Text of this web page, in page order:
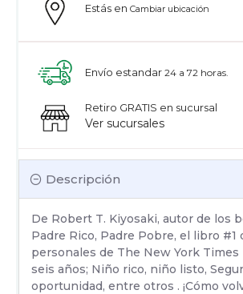
Descripción
De Robert T. Kiyosaki, autor de los
Padre Rico, Padre Pobre, el libro #1
personales de The New York Times
seis años; Niño rico, niño listo,
oportunidad, entre otros . ¡Cómo
Estás en Cambiar ubicación
Envío estandar 24 a 72 horas.
Retiro GRATIS en sucursal
Ver sucursales